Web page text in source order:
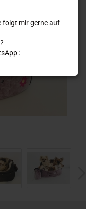
folgt mir gerne auf
: